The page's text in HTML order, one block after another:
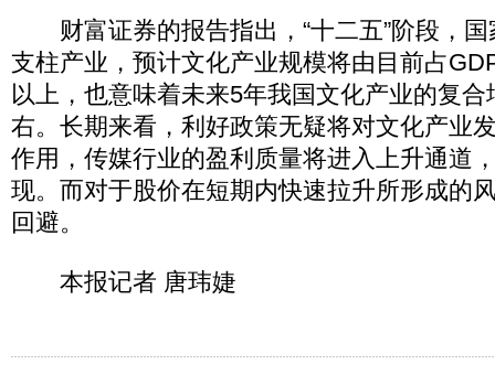
财富证券的报告指出，“十二五”阶段，国
支柱产业，预计文化产业规模将由目前占
以上，也意味着未来5年我国文化产业的复
右。长期来看，利好政策无疑将对文化产业
作用，传媒行业的盈利质量将进入上升通道
现。而对于股价在短期内快速拉升所形成的
回避。
本报记者 唐玮婕